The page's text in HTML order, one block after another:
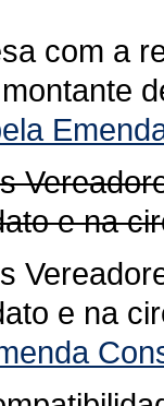
com a
e na
e na